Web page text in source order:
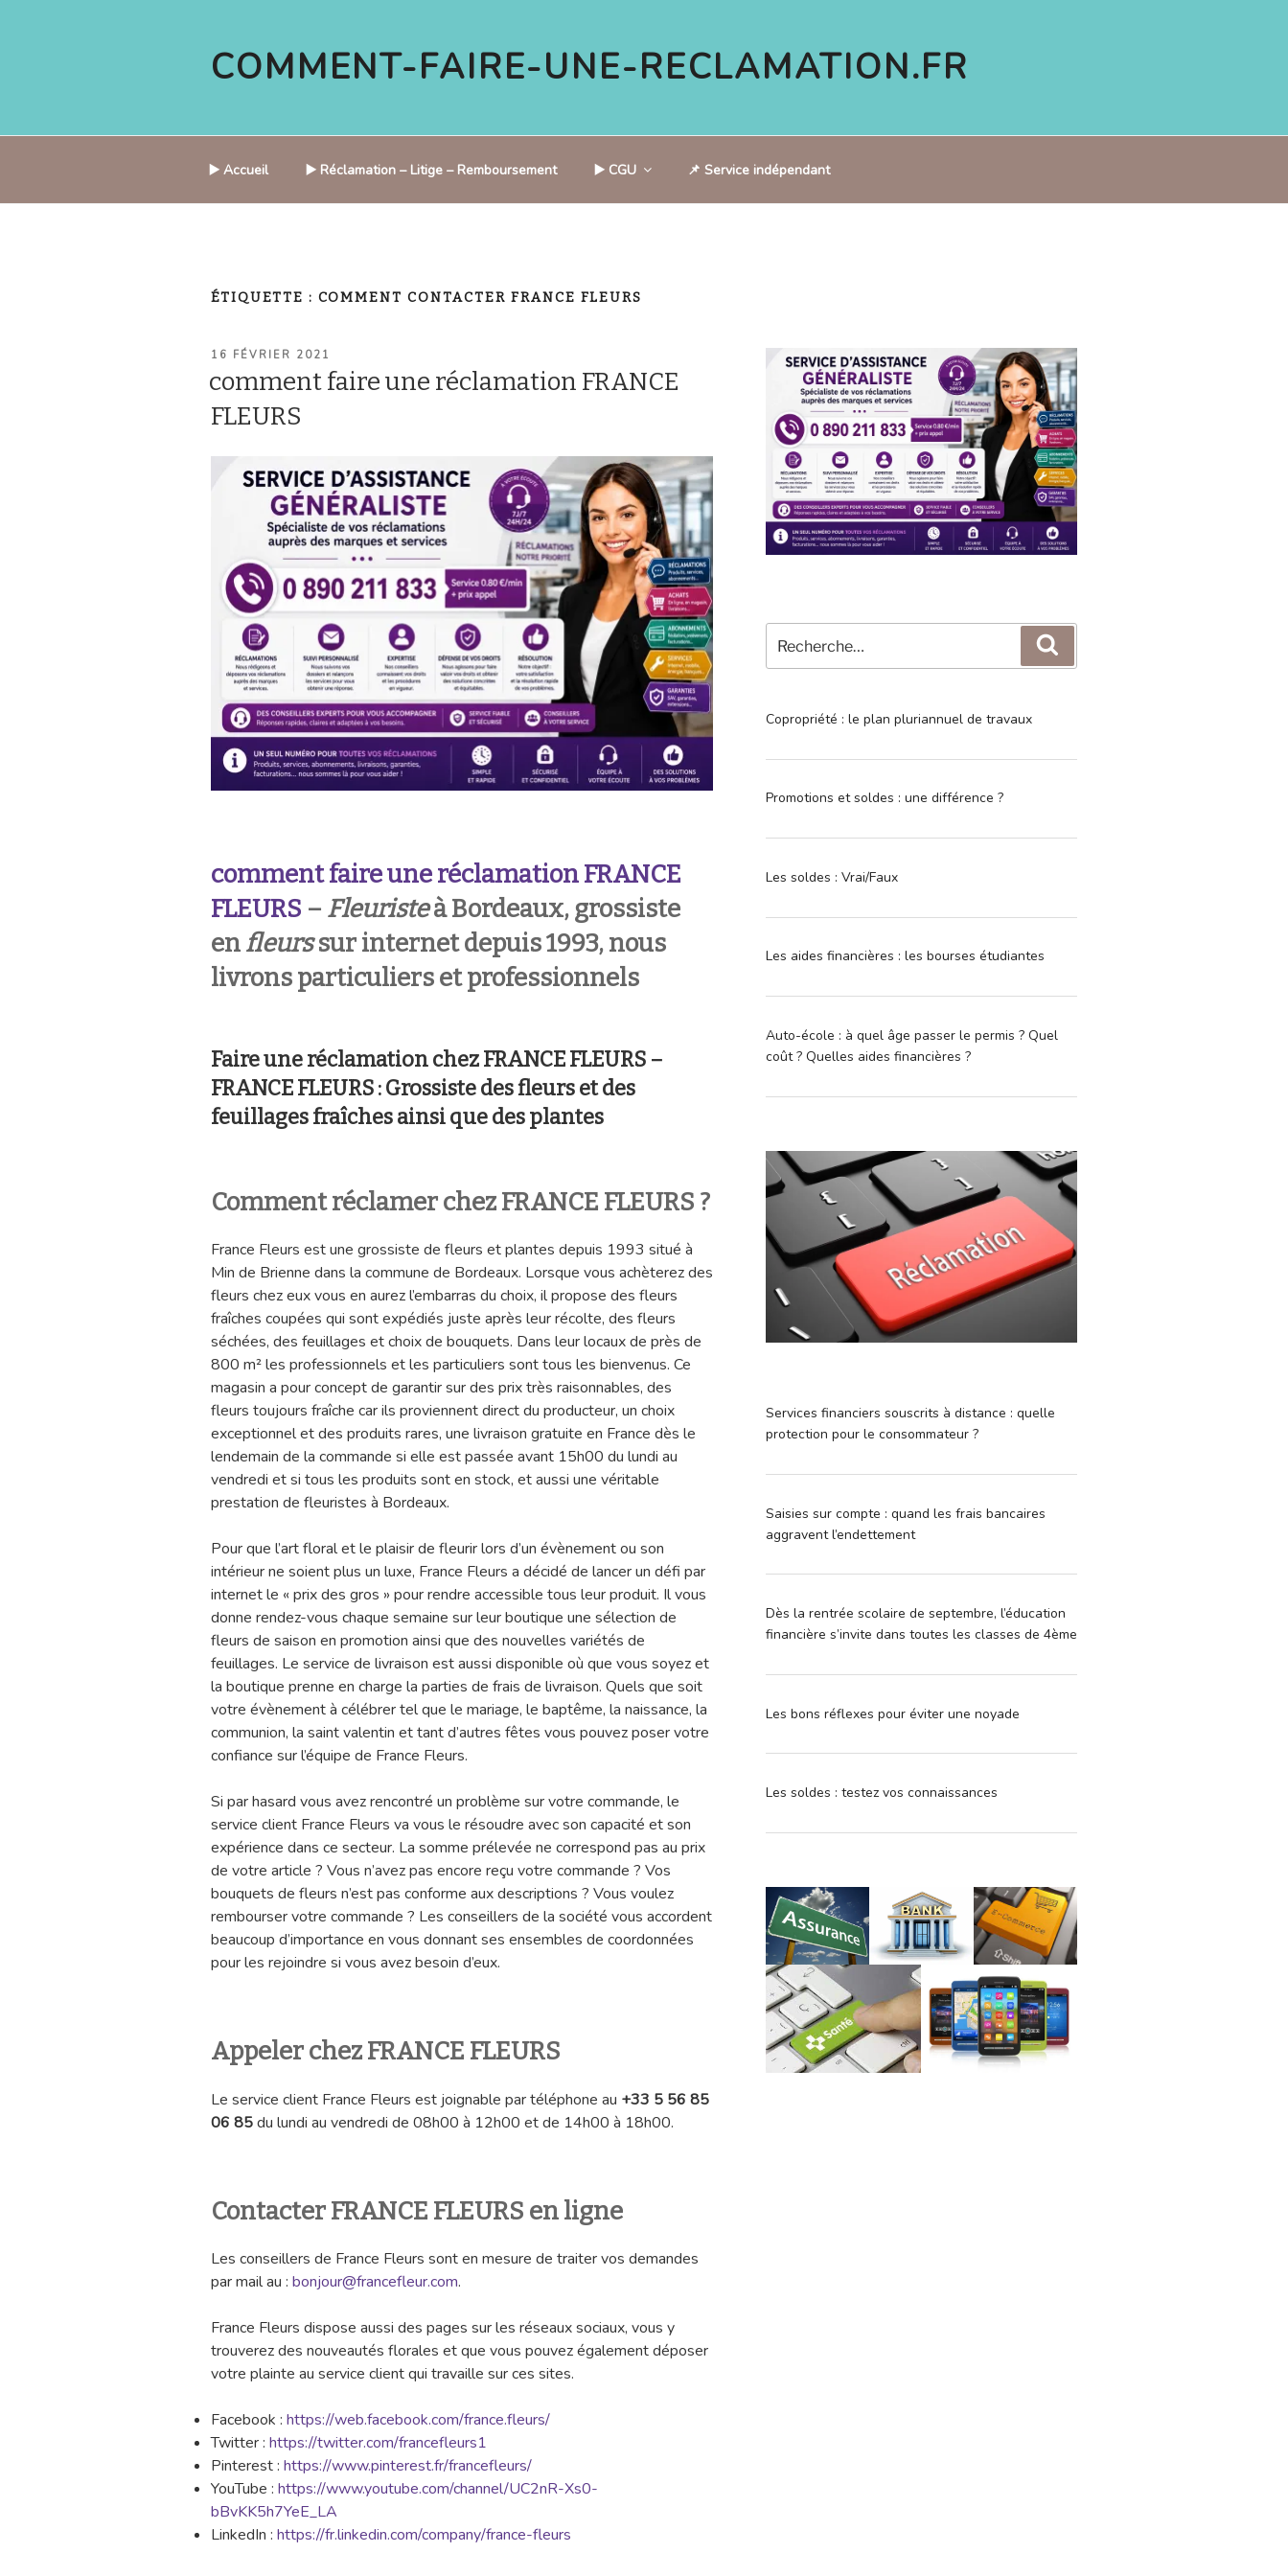
COMMENT-FAIRE-UNE-RECLAMATION.FR
▶️ Accueil ▶️ Réclamation – Litige – Remboursement ▶️ CGU 📌 Service indépendant
ÉTIQUETTE : COMMENT CONTACTER FRANCE FLEURS
PUBLIÉ
16 FÉVRIER 2021
comment faire une réclamation FRANCE
FLEURS
comment faire une réclamationFRANCE
FLEURS – Fleuristeà Bordeaux, grossiste
enfleurssur internet depuis 1993, nous
livrons particuliers et professionnels
Faire une réclamation chez FRANCE FLEURS –
FRANCE FLEURS : Grossiste des fleurs et des
feuillages fraîches ainsi que des plantes
Comment réclamer chez FRANCE FLEURS ?
France Fleurs est une grossiste de fleurs et plantes depuis 1993 situé à
Min de Brienne dans la commune de Bordeaux. Lorsque vous achèterez des
fleurs chez eux vous en aurez l’embarras du choix, il propose des fleurs
fraîches coupées qui sont expédiés juste après leur récolte, des fleurs
séchées, des feuillages et choix de bouquets. Dans leur locaux de près de
800 m² les professionnels et les particuliers sont tous les bienvenus. Ce
magasin a pour concept de garantir sur des prix très raisonnables, des
fleurs toujours fraîche car ils proviennent direct du producteur, un choix
exceptionnel et des produits rares, une livraison gratuite en France dès le
lendemain de la commande si elle est passée avant 15h00 du lundi au
vendredi et si tous les produits sont en stock, et aussi une véritable
prestation de fleuristes à Bordeaux.
Pour que l’art floral et le plaisir de fleurir lors d’un évènement ou son
intérieur ne soient plus un luxe, France Fleurs a décidé de lancer un défi par
internet le « prix des gros » pour rendre accessible tous leur produit. Il vous
donne rendez-vous chaque semaine sur leur boutique une sélection de
fleurs de saison en promotion ainsi que des nouvelles variétés de
feuillages. Le service de livraison est aussi disponible où que vous soyez et
la boutique prenne en charge la parties de frais de livraison. Quels que soit
votre évènement à célébrer tel que le mariage, le baptême, la naissance, la
communion, la saint valentin et tant d’autres fêtes vous pouvez poser votre
confiance sur l’équipe de France Fleurs.
Si par hasard vous avez rencontré un problème sur votre commande, le
service client France Fleurs va vous le résoudre avec son capacité et son
expérience dans ce secteur. La somme prélevée ne correspond pas au prix
de votre article ? Vous n’avez pas encore reçu votre commande ? Vos
bouquets de fleurs n’est pas conforme aux descriptions ? Vous voulez
rembourser votre commande ? Les conseillers de la société vous accordent
beaucoup d’importance en vous donnant ses ensembles de coordonnées
pour les rejoindre si vous avez besoin d’eux.
Appeler chez FRANCE FLEURS
Le service client France Fleurs est joignable par téléphone au +33 5 56 85
06 85du lundi au vendredi de 08h00 à 12h00 et de 14h00 à 18h00.
Contacter FRANCE FLEURS en ligne
Les conseillers de France Fleurs sont en mesure de traiter vos demandes
par mail au : bonjour@francefleur.com.
France Fleurs dispose aussi des pages sur les réseaux sociaux, vous y
trouverez des nouveautés florales et que vous pouvez également déposer
votre plainte au service client qui travaille sur ces sites.
Facebook : https://web.facebook.com/france.fleurs/
Twitter : https://twitter.com/francefleurs1
Pinterest : https://www.pinterest.fr/francefleurs/
YouTube : https://www.youtube.com/channel/UC2nR-Xs0-
bBvKK5h7YeE_LA
LinkedIn : https://fr.linkedin.com/company/france-fleurs
pour
:
Copropriété : le plan pluriannuel de travaux
Promotions et soldes : une différence ?
Les soldes : Vrai/Faux
Les aides financières : les bourses étudiantes
Auto-école : à quel âge passer le permis ? Quel
coût ? Quelles aides financières ?
Services financiers souscrits à distance : quelle
protection pour le consommateur ?
Saisies sur compte : quand les frais bancaires
aggravent l’endettement
Dès la rentrée scolaire de septembre, l’éducation
financière s’invite dans toutes les classes de 4ème
Les bons réflexes pour éviter une noyade
Les soldes : testez vos connaissances